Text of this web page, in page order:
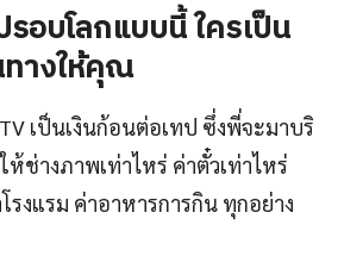
รอบโลกแบบนี้ ใครเป็น
างให้คุณ
เป็นเงินก้อนต่อเทป ซึ่งพี่จะมาบริ
ห้ช่างภาพเท่าไหร่ ค่าตั๋วเท่าไหร่
รงแรม ค่าอาหารการกิน ทุกอย่าง